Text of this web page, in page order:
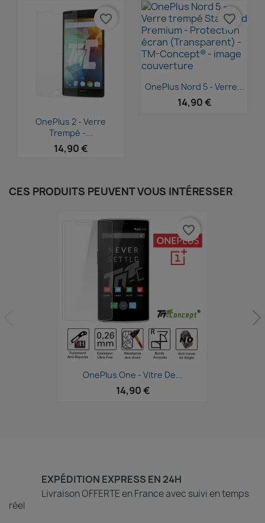
Aperçu rapide
OnePlus 2 - Verre
Trempé -...
14,90 €
favorite_border
Aperçu rapide
OnePlus Nord 5 - Verre...
14,90 €
favorite_border
CES PRODUITS PEUVENT VOUS INTÉRESSER
Aperçu rapide
OnePlus One - Vitre De...
14,90 €
favorite_border
EXPÉDITION EXPRESS EN 24H
Livraison OFFERTE en France avec suivi en temps
réel